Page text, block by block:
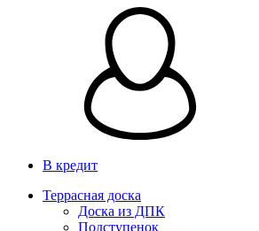
В кредит
Террасная доска
Доска из ДПК
Подступенок